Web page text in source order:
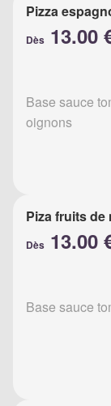
Pizza
Dès 13.00
Base sauce
oignons
Piza fruits de
Dès 13.00
Base sauce